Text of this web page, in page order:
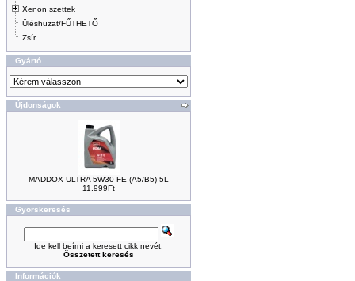
Xenon szettek
Üléshuzat/FŰTHETŐ
Zsír
Gyártó
Újdonságok
MADDOX ULTRA 5W30 FE (A5/B5) 5L
11.999Ft
Gyorskeresés
Ide kell beírni a keresett cikk nevét.
Összetett keresés
Információk